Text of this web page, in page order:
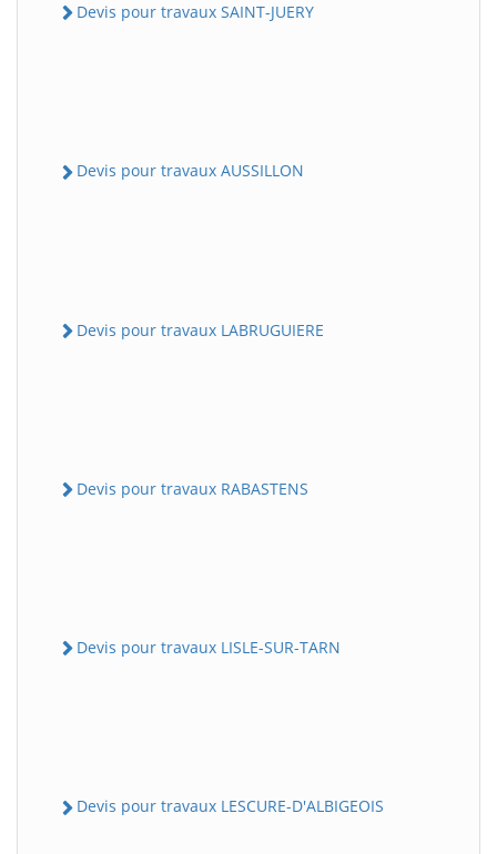
Devis pour travaux SAINT-JUERY
Devis pour travaux AUSSILLON
Devis pour travaux LABRUGUIERE
Devis pour travaux RABASTENS
Devis pour travaux LISLE-SUR-TARN
Devis pour travaux LESCURE-D'ALBIGEOIS